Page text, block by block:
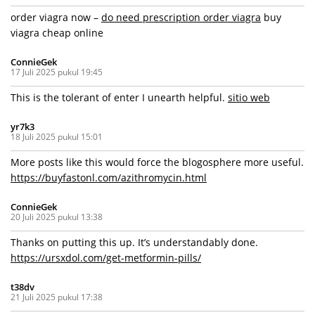
order viagra now – do need prescription order viagra buy
viagra cheap online
ConnieGek
17 Juli 2025 pukul 19:45
This is the tolerant of enter I unearth helpful. sitio web
yr7k3
18 Juli 2025 pukul 15:01
More posts like this would force the blogosphere more useful.
https://buyfastonl.com/azithromycin.html
ConnieGek
20 Juli 2025 pukul 13:38
Thanks on putting this up. It’s understandably done.
https://ursxdol.com/get-metformin-pills/
t38dv
21 Juli 2025 pukul 17:38